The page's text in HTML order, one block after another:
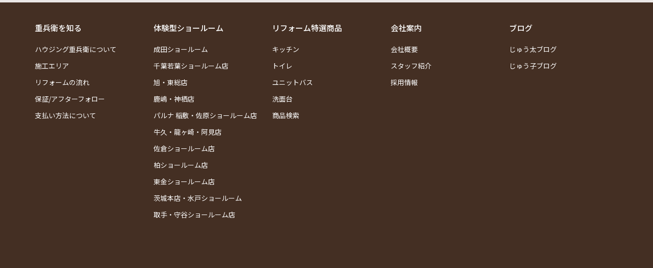
重兵衛を知る
ハウジング重兵衛について
施工エリア
リフォームの流れ
保証/アフターフォロー
支払い方法について
体験型ショールーム
成田ショールーム
千葉若葉ショールーム店
旭・東総店
鹿嶋・神栖店
パルナ 稲敷・佐原ショールーム店
牛久・龍ヶ崎・阿見店
佐倉ショールーム店
柏ショールーム店
東金ショールーム店
茨城本店・水戸ショールーム
取手・守谷ショールーム店
リフォーム特選商品
キッチン
トイレ
ユニットバス
洗面台
商品検索
会社案内
会社概要
スタッフ紹介
採用情報
ブログ
じゅう太ブログ
じゅう子ブログ